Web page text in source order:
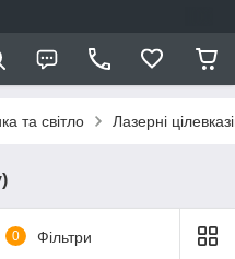
та світло Лазерні
0 Фільтри